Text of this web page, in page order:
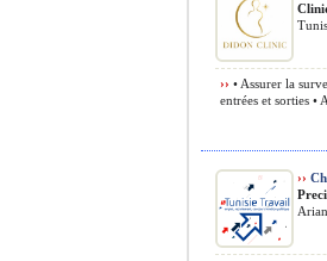
›› • Assurer la
entrées et sorties
››